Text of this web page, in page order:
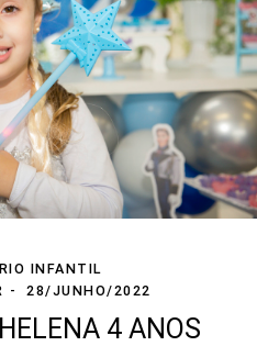
INFANTIL
28/JUNHO/2022
4 ANOS